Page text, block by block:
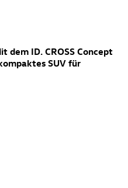
dem ID. CROSS Concept
SUV für